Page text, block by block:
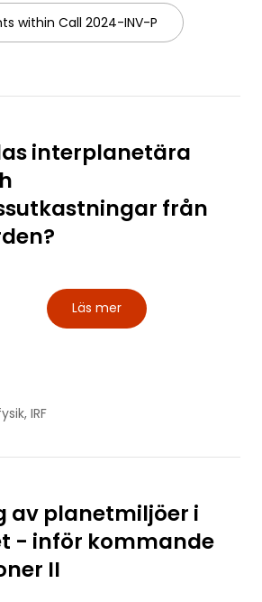
within Call 2024-INV-P
interplanetära
från
IRF
Läs mer
av planetmiljöer i
- inför kommande
II